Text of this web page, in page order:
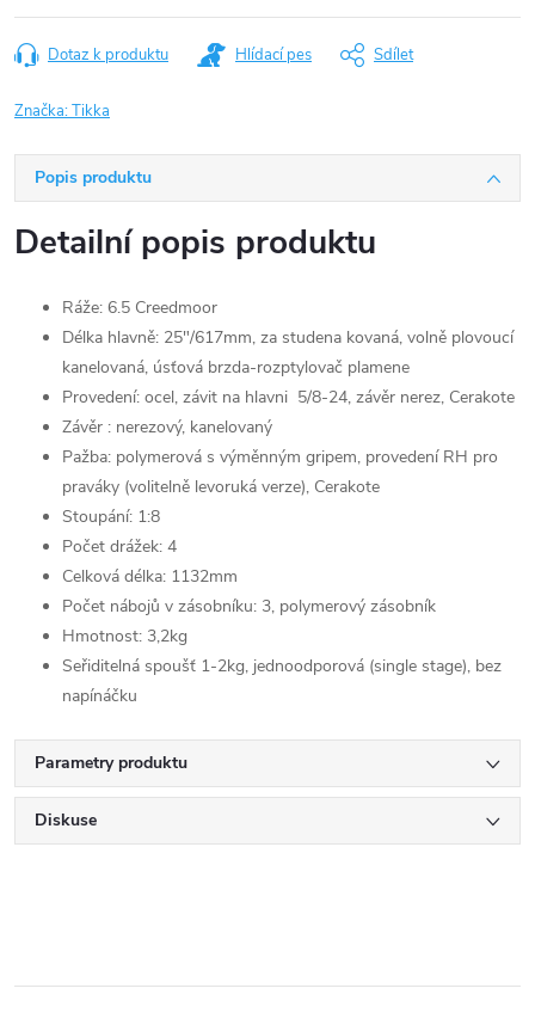
Dotaz k produktu Hlídací pes Sdílet
Značka:Tikka
Popis produktu
Detailní popis produktu
Ráže: 6.5 Creedmoor
Délka hlavně: 25"/617mm, za studena kovaná, volně plovoucí
kanelovaná, úsťová brzda-rozptylovač plamene
Provedení: ocel, závit na hlavni 5/8-24, závěr nerez, Cerakote
Závěr : nerezový, kanelovaný
Pažba: polymerová s výměnným gripem, provedení RH pro
praváky (volitelně levoruká verze), Cerakote
Stoupání: 1:8
Počet drážek: 4
Celková délka: 1132mm
Počet nábojů v zásobníku: 3, polymerový zásobník
Hmotnost: 3,2kg
Seřiditelná spoušť 1-2kg, jednoodporová (single stage), bez
napínáčku
Parametry produktu
Diskuse